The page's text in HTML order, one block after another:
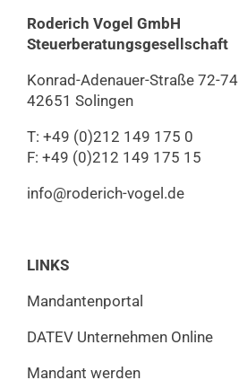
Roderich Vogel GmbH
Steuerberatungs­gesellschaft
Konrad-Adenauer-Straße 72-74
42651 Solingen
T: +49 (0)212 149 175 0
F: +49 (0)212 149 175 15
info@roderich-vogel.de
LINKS
Mandantenportal
DATEV Unternehmen Online
Mandant werden